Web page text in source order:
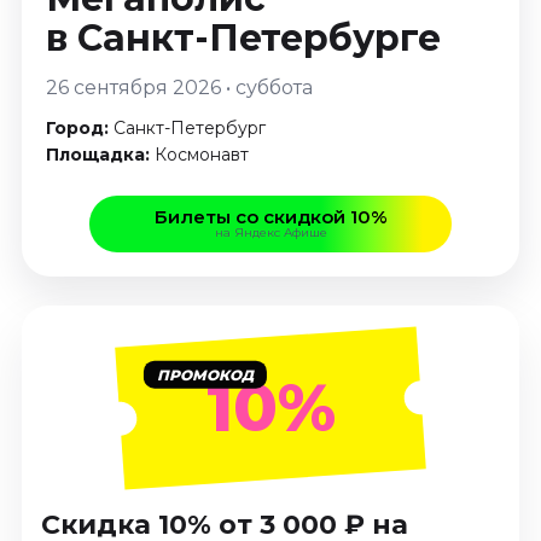
Январь 2027
Стендап
Август 2026
Сентябрь 2026
Октябрь 2026
Декабрь 2026
Декабрь 2026
Январь 2027
Август 2026
Сентябрь 2026
Октябрь 2026
в Санкт-Петербурге
26 сентября 2026 • суббота
Город: Санкт-Петербург
Площадка: Космонавт
Билеты со скидкой 10%
на Яндекс Афише
ПРОМОКОД10%
Скидка 10% от 3 000 ₽ на